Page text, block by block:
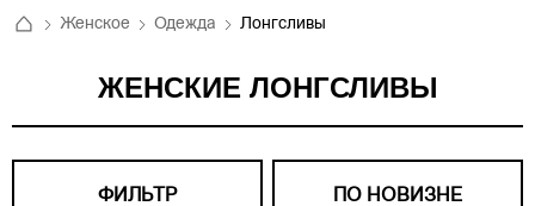
Женское Одежда Лонгсливы
ЖЕНСКИЕ ЛОНГСЛИВЫ
ФИЛЬТР ПО НОВИЗНЕ